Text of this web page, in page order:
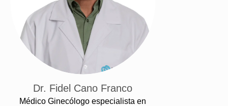
Dr. Fidel Cano Franco
Médico Ginecólogo especialista en